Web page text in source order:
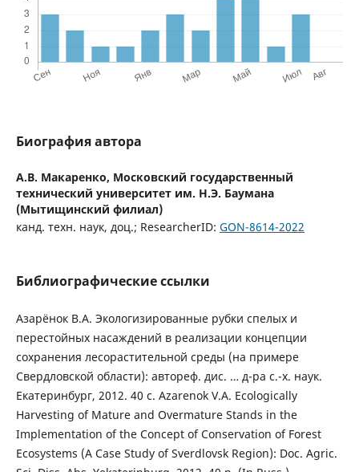
Биография автора
А.В. Макаренко, Московский государственный
технический университет им. Н.Э. Баумана
(Мытищинский филиал)
канд. техн. наук, доц.; ResearcherID: GON-8614-2022
Библиографические ссылки
Азарёнок В.А. Экологизированные рубки спелых и
перестойных насаждений в реализации концепции
сохранения лесорастительной среды (на примере
Свердловской области): автореф. дис. … д-ра с.-х. наук.
Екатеринбург, 2012. 40 с. Azarenok V.A. Ecologically
Harvesting of Mature and Overmature Stands in the
Implementation of the Concept of Conservation of Forest
Ecosystems (A Case Study of Sverdlovsk Region): Doc. Agric.